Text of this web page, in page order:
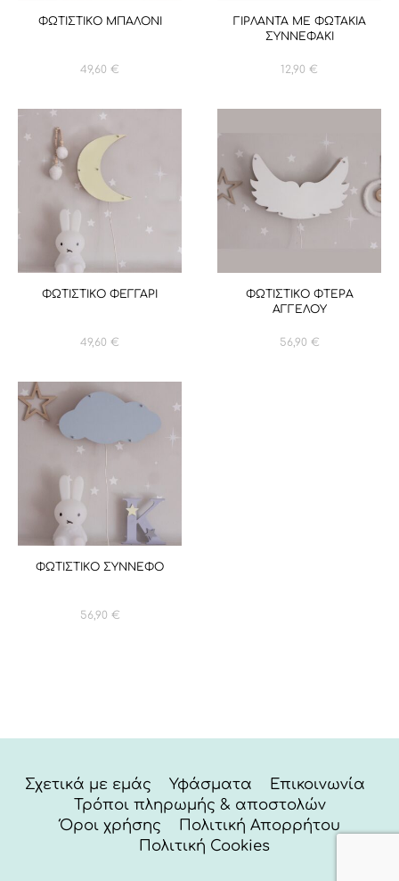
ΦΩΤΙΣΤΙΚΟ ΜΠΑΛΟΝΙ
49,60 €
ΓΙΡΛΑΝΤΑ ΜΕ ΦΩΤΑΚΙΑ
ΣΥΝΝΕΦΑΚΙ
12,90 €
ΦΩΤΙΣΤΙΚΟ ΦΕΓΓΑΡΙ
49,60 €
ΦΩΤΙΣΤΙΚΟ ΦΤΕΡΑ
ΑΓΓΕΛΟΥ
56,90 €
ΦΩΤΙΣΤΙΚΟ ΣΥΝΝΕΦΟ
56,90 €
Σχετικά με εμάς Υφάσματα
Επικοινωνία
Τρόποι πληρωμής & αποστολών
Όροι χρήσης
Πολιτική Απορρήτου
Πολιτική Cookies